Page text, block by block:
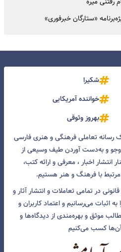
«ستارگان خبرفوری»
شکیرا
خواننده آمریکایی
بهروز وثوقی
رسانه تعاملی فرهنگی و هنری فارسی
و به‌دست آوردن طیف وسیعی از
انتشار اخبار ، معرفی و ارائه کتب،
با فرهنگ و هنر هستیم.
در تمامی تعاملات و انتشار آثار و
به اثبات می‌رسانیم و اعتماد کاربران و
موثق و بهره‌مندی از دیدگاه‌ها و
کسب می‌کنیم